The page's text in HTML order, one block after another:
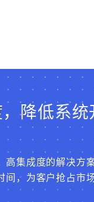
降低系统
集成度的解决方
，为客户抢占市